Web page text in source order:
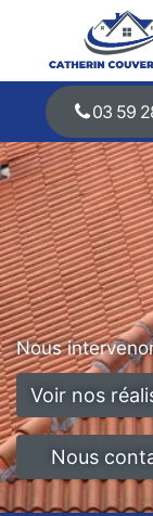
03 59
Nous
Voir nos
Nous